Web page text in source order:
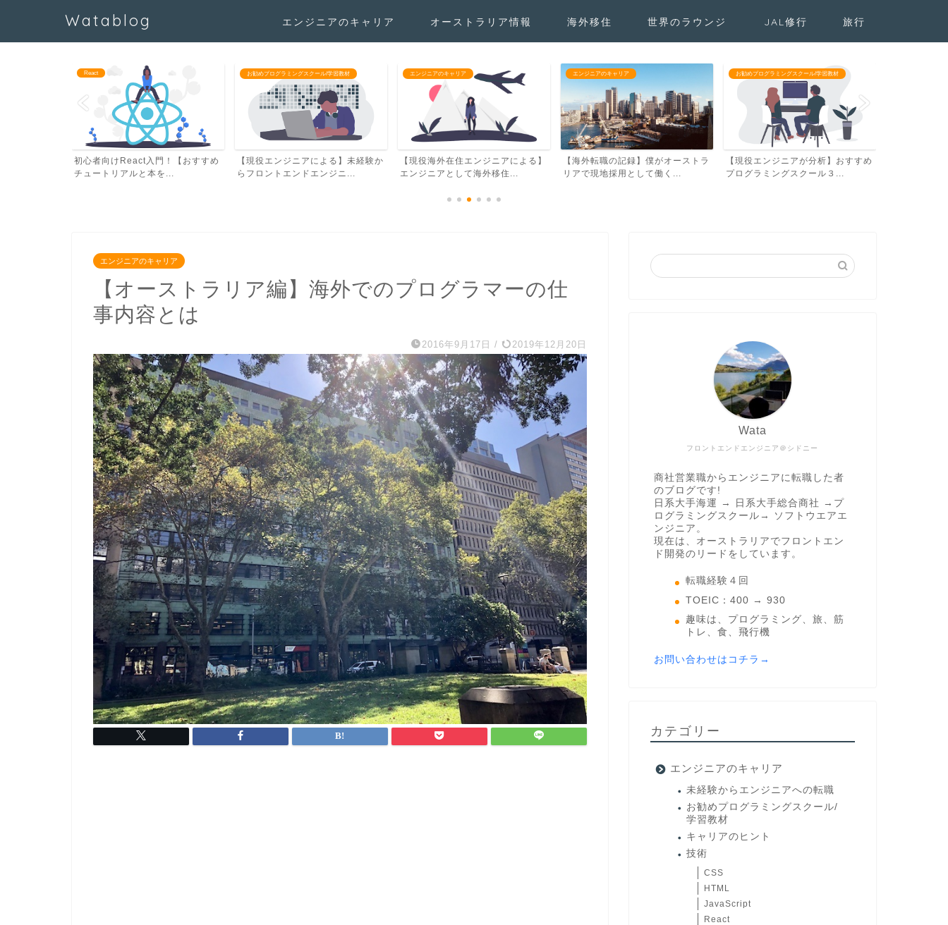
Watablog エンジニアのキャリア オーストラリア情報 海外移住 世界のラウンジ JAL修行 旅行
お勧めプログラミングスクール/学習教材
【現役エンジニアによる】未経験か
らフロントエンドエンジニ...
エンジニアのキャリア
【現役海外在住エンジニアによる】
エンジニアとして海外移住...
エンジニアのキャリア
【海外転職の記録】僕がオーストラ
リアで現地採用として働く...
お勧めプログラミングスクール/学習教材
【現役エンジニアが分析】おすすめ
プログラミングスクール３...
お勧めプログラミングスクール/学習教材
プログラミングを独学し就職するの
は無理？【営業からエンジ...
エンジニアのキャリア
【オーストラリア編】海外でのプログラマーの仕
事内容とは
2016年9月17日 / 2019年12月20日
フロントエンドエンジニア＠シドニー
Wata
商社営業職からエンジニアに転職した者
のブログです!
日系大手海運 → 日系大手総合商社 →プ
ログラミングスクール→ ソフトウエアエ
ンジニア。
現在は、オーストラリアでフロントエン
ド開発のリードをしています。
転職経験４回
TOEIC：400 → 930
趣味は、プログラミング、旅、筋
トレ、食、飛行機
お問い合わせはコチラ→
カテゴリー
エンジニアのキャリア
未経験からエンジニアへの転職
お勧めプログラミングスクール/
学習教材
キャリアのヒント
技術
CSS
HTML
JavaScript
React